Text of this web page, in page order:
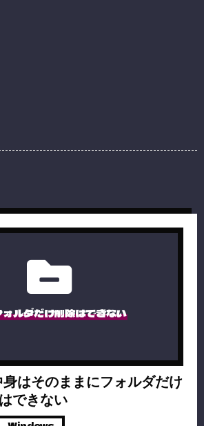
ルダだけ削除はできない
身はそのままにフォルダだけ
できない